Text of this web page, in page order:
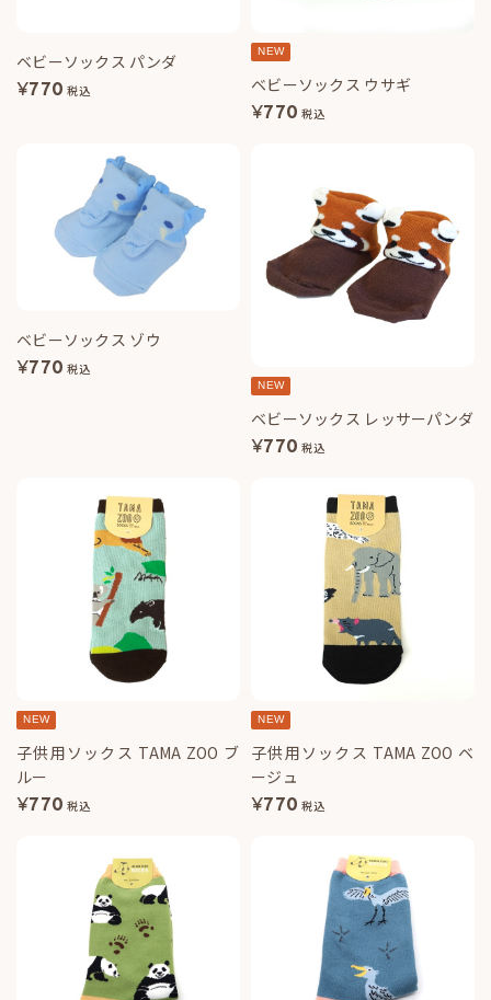
ベビーソックス パンダ
¥770 税込
NEW
ベビーソックス ウサギ
¥770 税込
ベビーソックス ゾウ
¥770 税込
NEW
ベビーソックス レッサーパンダ
¥770 税込
NEW
子供用ソックス TAMA ZOO ブ
ルー
¥770 税込
NEW
子供用ソックス TAMA ZOO ベ
ージュ
¥770 税込